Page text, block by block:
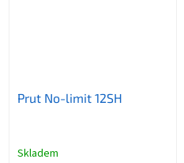
Prut No-limit 12SH
Skladem